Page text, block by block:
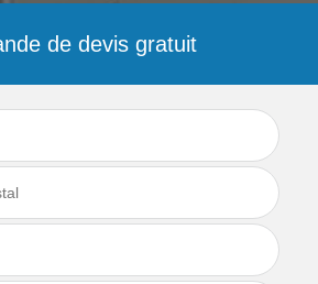
de devis gratuit